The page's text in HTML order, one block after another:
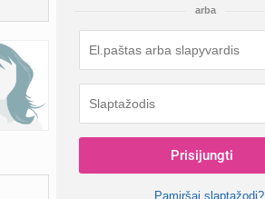
arba
Prisijungti
Pamiršai slaptažodį?